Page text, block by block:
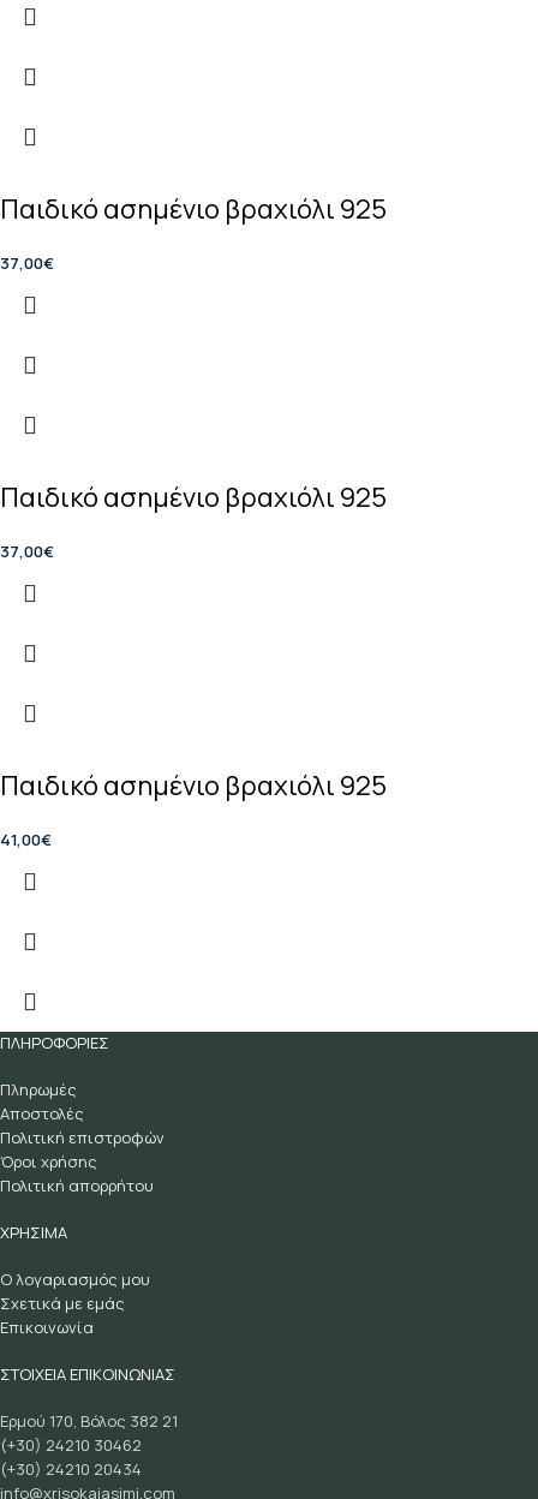
Παιδικό ασημένιο βραχιόλι 925
37,00€
Παιδικό ασημένιο βραχιόλι 925
37,00€
Παιδικό ασημένιο βραχιόλι 925
41,00€
ΠΛΗΡΟΦΟΡΙΕΣ
Πληρωμές
Αποστολές
Πολιτική επιστροφών
Όροι χρήσης
Πολιτική απορρήτου
ΧΡΗΣΙΜΑ
Ο λογαριασμός μου
Σχετικά με εμάς
Επικοινωνία
ΣΤΟΙΧΕΙΑ ΕΠΙΚΟΙΝΩΝΙΑΣ
Ερμού 170, Βόλος 382 21
(+30) 24210 30462
(+30) 24210 20434
info@xrisokaiasimi.com